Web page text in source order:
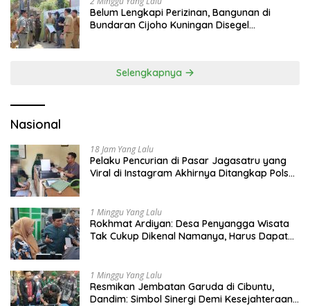
Belum Lengkapi Perizinan, Bangunan di
Bundaran Cijoho Kuningan Disegel
Selengkapnya
Nasional
18 Jam Yang Lalu
Pelaku Pencurian di Pasar Jagasatru yang
Viral di Instagram Akhirnya Ditangkap Polsek
1 Minggu Yang Lalu
Rokhmat Ardiyan: Desa Penyangga Wisata
Tak Cukup Dikenal Namanya, Harus Dapat
1 Minggu Yang Lalu
Resmikan Jembatan Garuda di Cibuntu,
Dandim: Simbol Sinergi Demi Kesejahteraan